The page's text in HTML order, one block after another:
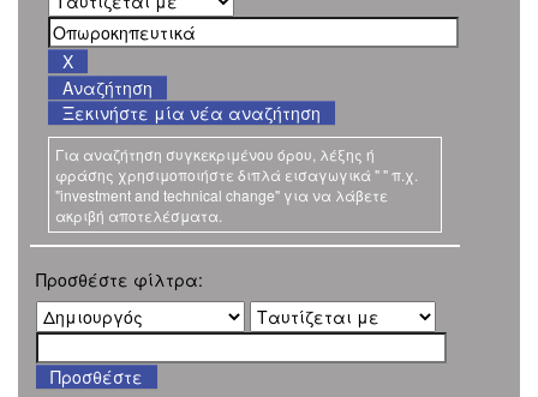
Ξεκινήστε μία νέα αναζήτηση
Για αναζήτηση συγκεκριμένου όρου, λέξης ή
φράσης χρησιμοποιήστε διπλά εισαγωγικά " " π.χ.
"investment and technical change" για να λάβετε
ακριβή αποτελέσματα.
Προσθέστε φίλτρα: